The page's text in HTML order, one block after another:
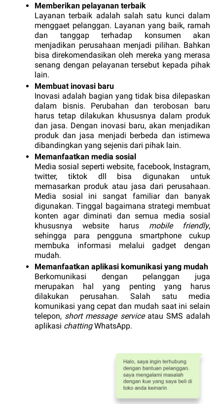
Memberikan pelayanan terbaik
Layanan terbaik adalah salah satu kunci dalam
menggaet pelanggan. Layanan yang baik, ramah
dan tanggap terhadap konsumen akan
menjadikan perusahaan menjadi pilihan. Bahkan
bisa direkomendasikan oleh mereka yang merasa
senang dengan pelayanan tersebut kepada pihak
lain.
Membuat inovasi baru
Inovasi adalah bagian yang tidak bisa dilepaskan
dalam bisnis. Perubahan dan terobosan baru
harus tetap dilakukan khususnya dalam produk
dan jasa. Dengan inovasi baru, akan menjadikan
produk dan jasa menjadi berbeda dan istimewa
dibandingkan yang sejenis dari pihak lain.
Memanfaatkan media sosial
Media sosial seperti website, facebook, Instagram,
twitter, tiktok dll bisa digunakan untuk
memasarkan produk atau jasa dari perusahaan.
Media sosial ini sangat familiar dan banyak
digunakan. Tinggal bagaimana strategi membuat
konten agar diminati dan semua media sosial
khususnya website harus mobile friendly,
sehingga para pengguna smartphone cukup
membuka informasi melalui gadget dengan
mudah.
Memanfaatkan aplikasi komunikasi yang mudah
Berkomunikasi dengan pelanggan juga
merupakan hal yang penting yang harus
dilakukan perusahan. Salah satu media
komunikasi yang cepat dan mudah saat ini selain
telepon, short message service atau SMS adalah
aplikasi chatting WhatsApp.